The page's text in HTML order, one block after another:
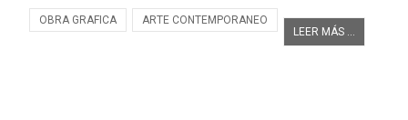
OBRA GRAFICA
ARTE CONTEMPORANEO
LEER MÁS ...